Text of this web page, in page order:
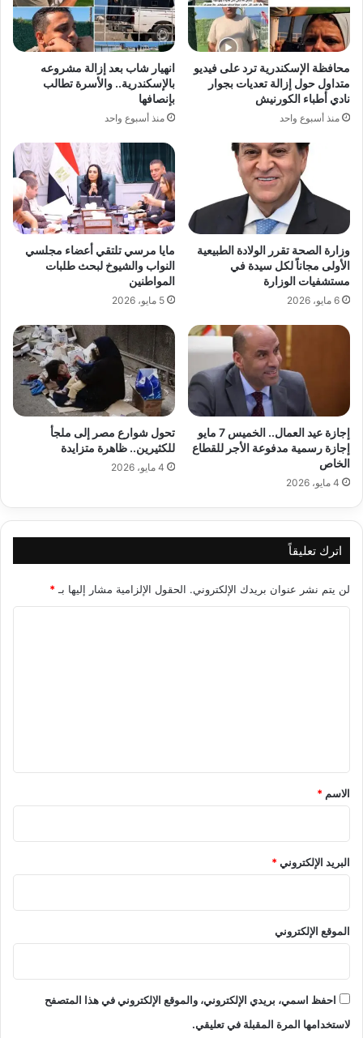
محافظة الإسكندرية ترد على فيديو
متداول حول إزالة تعديات بجوار
نادي أطباء الكورنيش
منذ أسبوع واحد
انهيار شاب بعد إزالة مشروعه
بالإسكندرية.. والأسرة تطالب
بإنصافها
منذ أسبوع واحد
وزارة الصحة تقرر الولادة الطبيعية
الأولى مجاناً لكل سيدة في
مستشفيات الوزارة
6 مايو، 2026
مايا مرسي تلتقي أعضاء مجلسي
النواب والشيوخ لبحث طلبات
المواطنين
5 مايو، 2026
إجازة عيد العمال.. الخميس 7 مايو
إجازة رسمية مدفوعة الأجر للقطاع
الخاص
4 مايو، 2026
تحول شوارع مصر إلى ملجأ
للكثيرين.. ظاهرة متزايدة
4 مايو، 2026
اترك تعليقاً
لن يتم نشر عنوان بريدك الإلكتروني. الحقول الإلزامية مشار إليها بـ *
*
الاسم *
البريد الإلكتروني*
الموقع الإلكتروني
احفظ اسمي، بريدي الإلكتروني، والموقع الإلكتروني في هذا المتصفح
لاستخدامها المرة المقبلة في تعليقي.